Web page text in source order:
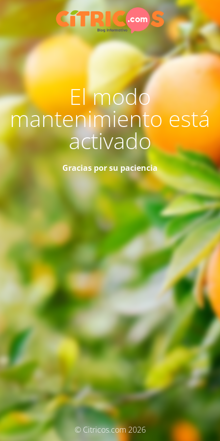
El modo
mantenimiento está
activado
Gracias por su paciencia
© Citricos.com 2026